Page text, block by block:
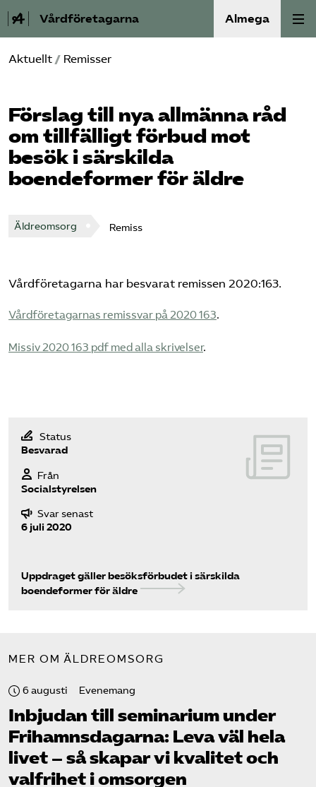
Vårdföretagarna Almega
Välfärdskriminalitet
Valmanifest
Medlemskap
Aktiviteter
Bli medlem
Logga in på Arbetsgivarguiden
Sök på vardforetagarna.se
Press
Aktuellt / Remisser
Förslag till nya allmänna råd
om tillfälligt förbud mot
besök i särskilda
boendeformer för äldre
Äldreomsorg Remiss
Vårdföretagarna har besvarat remissen 2020:163.
Vårdföretagarnas remissvar på 2020 163.
Missiv 2020 163 pdf med alla skrivelser.
Status
Besvarad
Från
Socialstyrelsen
Svar senast
6 juli 2020
Uppdraget gäller besöksförbudet i särskilda
boendeformer för äldre
MER OM ÄLDREOMSORG
6 augusti Evenemang
Inbjudan till seminarium under
Frihamns­dagarna: Leva väl hela
livet – så skapar vi kvalitet och
valfrihet i omsorgen